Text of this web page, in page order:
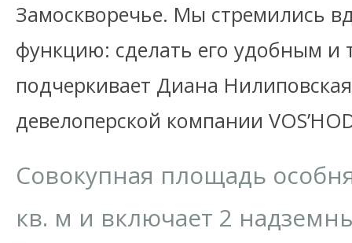
Замоскворечье. Мы стремились
функцию: сделать его удобным и
подчеркивает Диана
девелоперской компании
Совокупная площадь
кв. м и включает 2